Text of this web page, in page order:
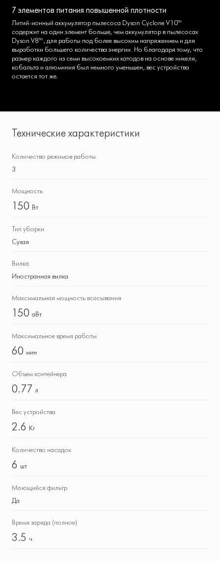
7 элементов питания повышенной плотности
Литий-ионный аккумулятор пылесоса Dyson Cyclone V10™
содержит на один элемент больше, чем аккумулятор в пылесосах
Dyson V8™, для работы под более высоким напряжением и для
выработки большего количества энергии. Но благодаря тому, что
размер каждого из семи высокоемких катодов на основе никеля,
кобальта и алюминия был немного уменьшен, вес устройства
остается тот же.
Технические характеристики
Количество режимов работы
3
Мощность
150 Вт
Тип уборки
Сухая
Вилка
Иностранная вилка
Максимальная мощность всасывания
150 аВт
Максимальное время работы
60 мин
Объем контейнера
0.77 л
Вес устройства
2.6 Кг
Количество насадок
6 шт
Моющийся фильтр
Да
Время заряда (полное)
3.5 ч